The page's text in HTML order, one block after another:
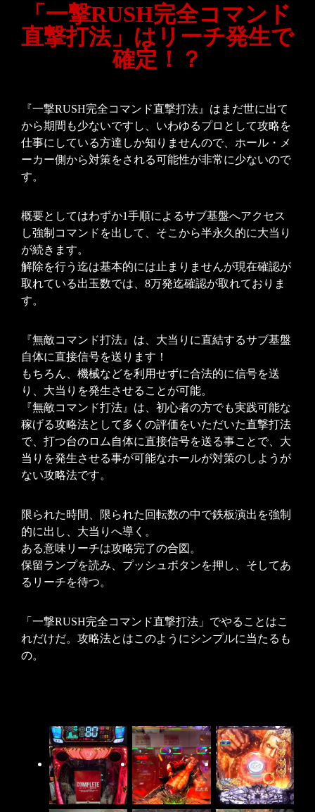
「一撃RUSH完全コマンド
直撃打法」はリーチ発生で
確定！？
『一撃RUSH完全コマンド直撃打法』はまだ世に出て
から期間も少ないですし、いわゆるプロとして攻略を
仕事にしている方達しか知りませんので、ホール・メ
ーカー側から対策をされる可能性が非常に少ないので
す。
概要としてはわずか1手順によるサブ基盤へアクセス
し強制コマンドを出して、そこから半永久的に大当り
が続きます。
解除を行う迄は基本的には止まりませんが現在確認が
取れている出玉数では、8万発迄確認が取れておりま
す。
『無敵コマンド打法』は、大当りに直結するサブ基盤
自体に直接信号を送ります！
もちろん、機械などを利用せずに合法的に信号を送
り、大当りを発生させることが可能。
『無敵コマンド打法』は、初心者の方でも実践可能な
稼げる攻略法として多くの評価をいただいた直撃打法
で、打つ台のロム自体に直接信号を送る事ことで、大
当りを発生させる事が可能なホールが対策のしようが
ない攻略法です。
限られた時間、限られた回転数の中で鉄板演出を強制
的に出し、大当りへ導く。
ある意味リーチは攻略完了の合図。
保留ランプを読み、プッシュボタンを押し、そしてあ
るリーチを待つ。
「一撃RUSH完全コマンド直撃打法」でやることはこ
れだけだ。攻略法とはこのようにシンプルに当たるも
の。